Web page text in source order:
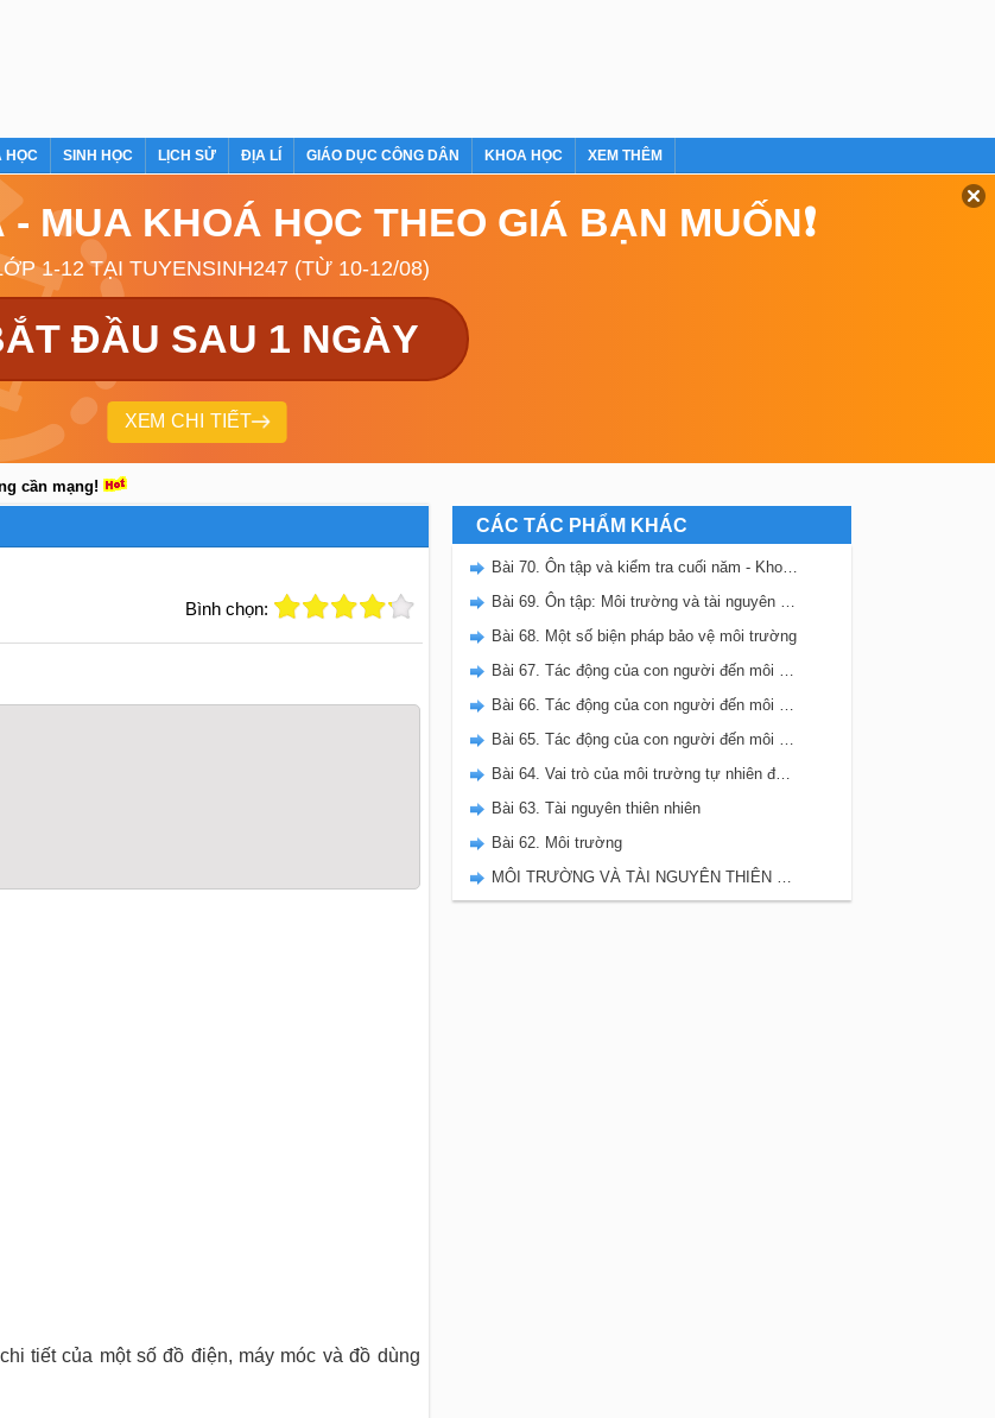
HỌC SINH HỌC LỊCH SỬ ĐỊA LÍ GIÁO DỤC CÔNG DÂN KHOA HỌC XEM THÊM
MUA KHOÁ HỌC THEO GIÁ BẠN MUỐN❗
1-12 TẠI TUYENSINH247 (TỪ 10-12/08)
ĐẦU SAU 1 NGÀY
XEM CHI TIẾT
cần mạng!
Bình chọn:
tiết của một số đồ điện, máy móc và đồ dùng
CÁC TÁC PHẨM KHÁC
Bài 70. Ôn tập và kiểm tra cuối năm - Khoa học 5
Bài 69. Ôn tập: Môi trường và tài nguyên thiên nhiên
Bài 68. Một số biện pháp bảo vệ môi trường
Bài 67. Tác động của con người đến môi trường không khí và nước
Bài 66. Tác động của con người đến môi trường đất
Bài 65. Tác động của con người đến môi trường rừng
Bài 64. Vai trò của môi trường tự nhiên đối với đời sống con người
Bài 63. Tài nguyên thiên nhiên
Bài 62. Môi trường
MÔI TRƯỜNG VÀ TÀI NGUYÊN THIÊN NHIÊN - VBT KHOA HỌC 5